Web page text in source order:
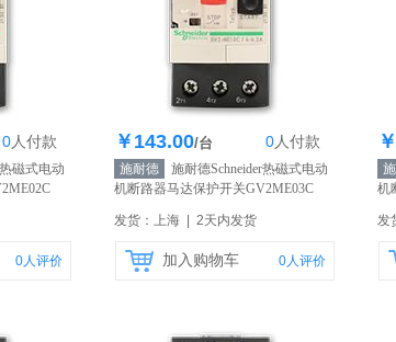
0人付款
磁式电动
0人评价
库存1000个
￥143.00/台 0人付款
施耐德
施耐德Schneider热磁式电动
机断路器马达保护开关GV2ME03C
发货：上海 | 2天内发货
加入购物车 0人评价
机
发